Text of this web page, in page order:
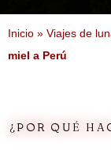
Inicio » Viajes de
miel a Perú
¿POR QUÉ